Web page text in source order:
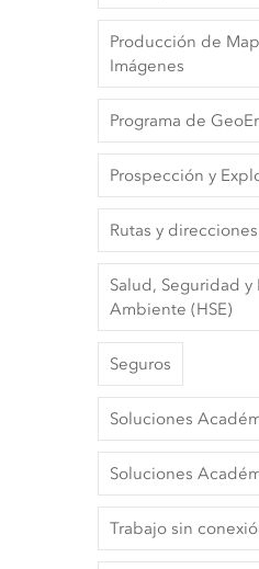
Producción de
Imágenes
Programa de
Prospección y
Rutas y direcciones
Salud, Seguridad
Ambiente (HSE)
Seguros
Soluciones
Soluciones
Trabajo sin